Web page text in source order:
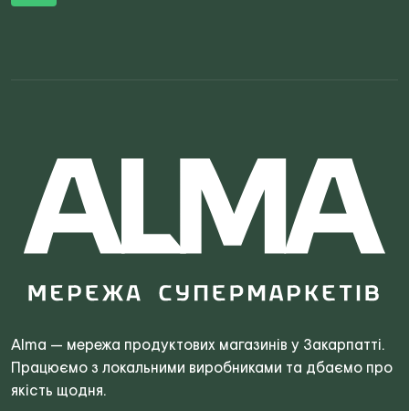
Alma — мережа продуктових магазинів у Закарпатті.
Працюємо з локальними виробниками та дбаємо про
якість щодня.